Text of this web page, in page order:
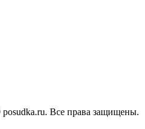
Все права защищены.